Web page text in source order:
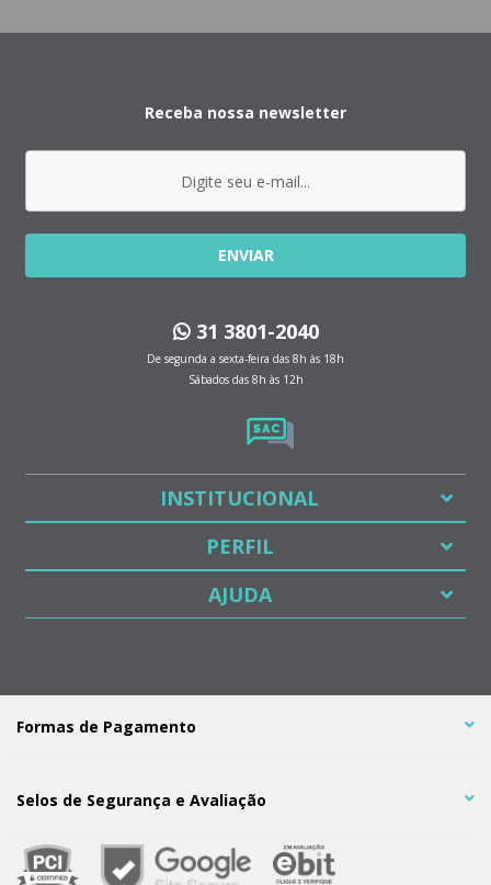
Receba nossa newsletter
ENVIAR
31 3801-2040
De segunda a sexta-feira das 8h às 18h
Sábados das 8h às 12h
INSTITUCIONAL
PERFIL
AJUDA
Formas de Pagamento
Selos de Segurança e Avaliação